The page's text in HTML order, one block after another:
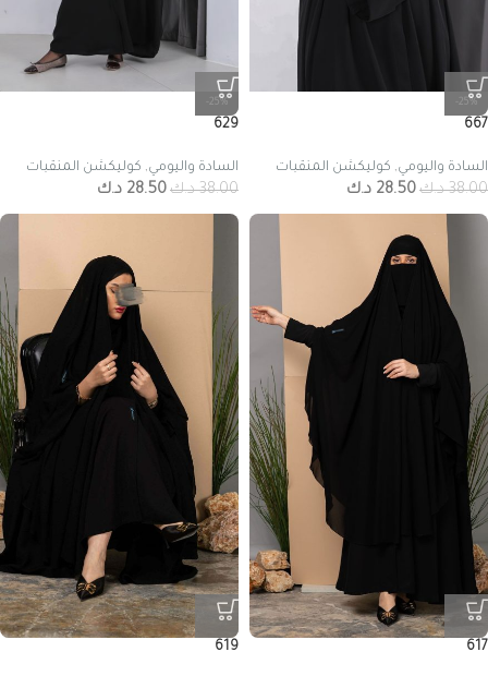
-25%
667
السادة واليومي, كوليكشن المنقبات
38.00 د.ك28.50 د.ك
-25%
629
السادة واليومي, كوليكشن المنقبات
38.00 د.ك28.50 د.ك
617
619